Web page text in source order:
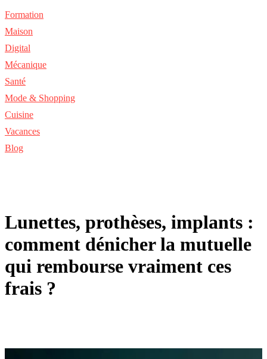
Formation
Maison
Digital
Mécanique
Santé
Mode & Shopping
Cuisine
Vacances
Blog
Lunettes, prothèses, implants :
comment dénicher la mutuelle
qui rembourse vraiment ces
frais ?